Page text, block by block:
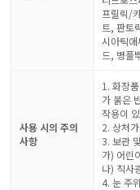
프릴릭/
트, 판토
시아틱
드, 병풀
사용 시의 주의
사항
1. 화장
가 붉은
작용이
2. 상처
3. 보관
가) 어린
나) 직사
4. 눈 주